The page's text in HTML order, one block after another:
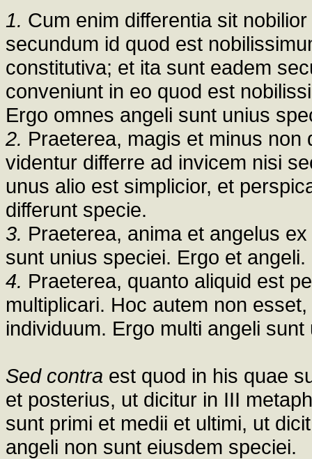
1. Cum enim differentia sit
secundum id quod est
constitutiva; et ita sunt eadem
conveniunt in eo quod est
Ergo omnes angeli sunt unius
2. Praeterea, magis et minus
videntur differre ad invicem nisi
unus alio est simplicior, et
differunt specie.
3. Praeterea, anima et angelus
sunt unius speciei. Ergo et angeli.
4. Praeterea, quanto aliquid est
multiplicari. Hoc autem non
individuum. Ergo multi angeli
Sed contra est quod in his quae
et posterius, ut dicitur in III
sunt primi et medii et ultimi, ut
angeli non sunt eiusdem speciei.